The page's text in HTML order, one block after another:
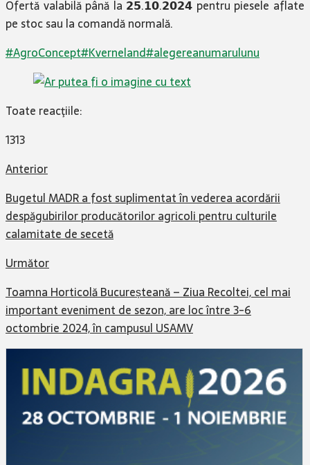
Ofertă valabilă până la 𝟮𝟱.𝟭𝟬.𝟮𝟬𝟮𝟰 pentru piesele aflate
pe stoc sau la comandă normală.
#AgroConcept#Kverneland#alegereanumarulunu
Toate reacţiile:
1313
Anterior
Bugetul MADR a fost suplimentat în vederea acordării
despăgubirilor producătorilor agricoli pentru culturile
calamitate de secetă
Următor
Toamna Horticolă Bucureșteană – Ziua Recoltei, cel mai
important eveniment de sezon, are loc între 3-6
octombrie 2024, în campusul USAMV